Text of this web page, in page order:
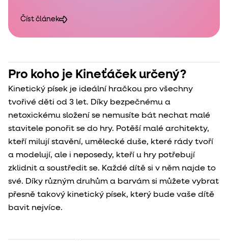
Číst článek
Pro koho je Kineťáček určený?
Kinetický písek je ideální hračkou pro všechny
tvořivé děti od 3 let. Díky bezpečnému a
netoxickému složení se nemusíte bát nechat malé
stavitele ponořit se do hry. Potěší malé architekty,
kteří milují stavění, umělecké duše, které rády tvoří
a modelují, ale i neposedy, kteří u hry potřebují
zklidnit a soustředit se. Každé dítě si v něm najde to
své. Díky různým druhům a barvám si můžete vybrat
přesně takový kinetický písek, který bude vaše dítě
bavit nejvíce.